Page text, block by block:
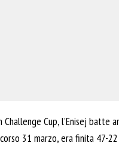
Cup, l’Enisej batte
31 marzo, era finita 47-